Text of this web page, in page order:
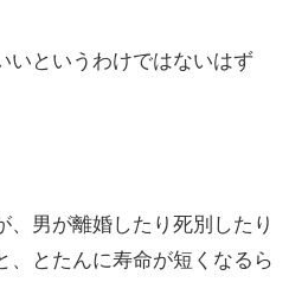
いというわけではないはず
、男が離婚したり死別したり
、とたんに寿命が短くなるら